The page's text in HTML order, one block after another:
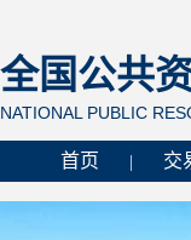
全国公共
NATIONAL PUBLIC
首页 交